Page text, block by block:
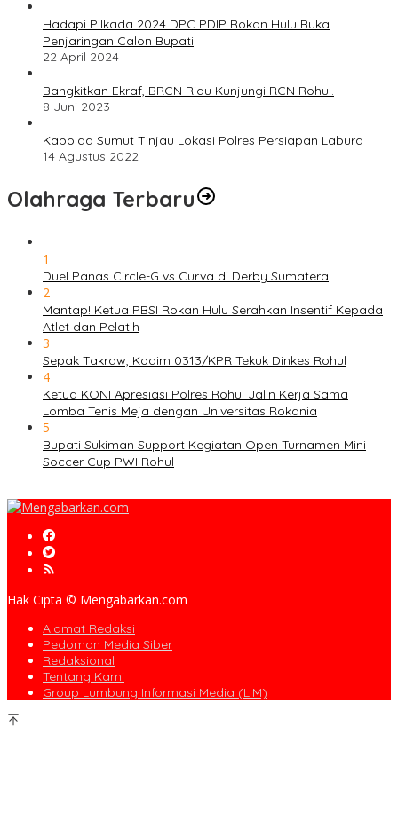
Hadapi Pilkada 2024 DPC PDIP Rokan Hulu Buka
Penjaringan Calon Bupati
22 April 2024
Bangkitkan Ekraf, BRCN Riau Kunjungi RCN Rohul.
8 Juni 2023
Kapolda Sumut Tinjau Lokasi Polres Persiapan Labura
14 Agustus 2022
Olahraga Terbaru
1
Duel Panas Circle-G vs Curva di Derby Sumatera
2
Mantap! Ketua PBSI Rokan Hulu Serahkan Insentif Kepada
Atlet dan Pelatih
3
Sepak Takraw, Kodim 0313/KPR Tekuk Dinkes Rohul
4
Ketua KONI Apresiasi Polres Rohul Jalin Kerja Sama
Lomba Tenis Meja dengan Universitas Rokania
5
Bupati Sukiman Support Kegiatan Open Turnamen Mini
Soccer Cup PWI Rohul
Hak Cipta © Mengabarkan.com
Alamat Redaksi
Pedoman Media Siber
Redaksional
Tentang Kami
Group Lumbung Informasi Media (LIM)